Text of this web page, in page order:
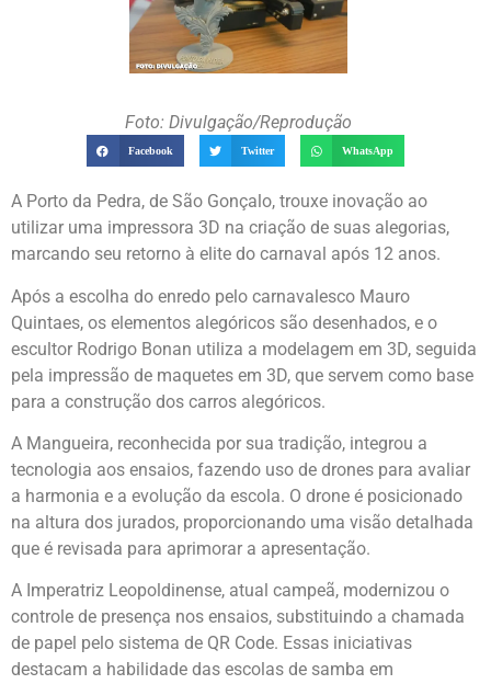
Foto: Divulgação/Reprodução
Facebook Twitter WhatsApp
A Porto da Pedra, de São Gonçalo, trouxe inovação ao
utilizar uma impressora 3D na criação de suas alegorias,
marcando seu retorno à elite do carnaval após 12 anos.
Após a escolha do enredo pelo carnavalesco Mauro
Quintaes, os elementos alegóricos são desenhados, e o
escultor Rodrigo Bonan utiliza a modelagem em 3D, seguida
pela impressão de maquetes em 3D, que servem como base
para a construção dos carros alegóricos.
A Mangueira, reconhecida por sua tradição, integrou a
tecnologia aos ensaios, fazendo uso de drones para avaliar
a harmonia e a evolução da escola. O drone é posicionado
na altura dos jurados, proporcionando uma visão detalhada
que é revisada para aprimorar a apresentação.
A Imperatriz Leopoldinense, atual campeã, modernizou o
controle de presença nos ensaios, substituindo a chamada
de papel pelo sistema de QR Code. Essas iniciativas
destacam a habilidade das escolas de samba em